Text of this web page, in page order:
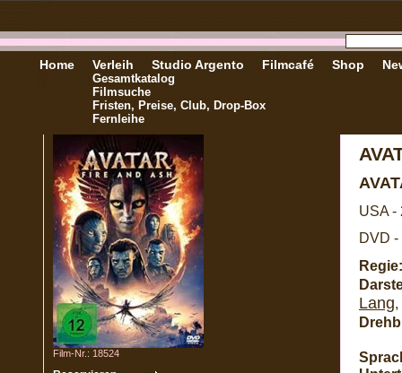
Home Verleih
Gesamtkatalog
Filmsuche
Fristen, Preise, Club, Drop-Box
Fernleihe
Studio Argento Filmcafé Shop
Film-Nr.: 18524
USA -
DVD -
Regie:
Lang,